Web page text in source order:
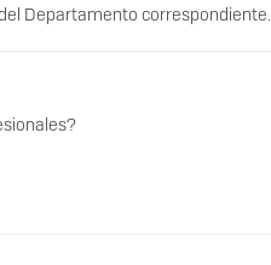
Departamento correspondiente.